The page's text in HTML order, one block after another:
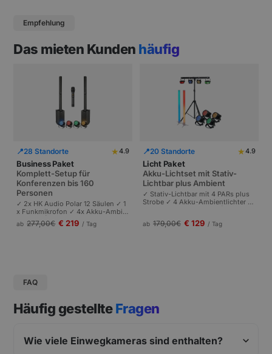
Empfehlung
Das mieten Kunden häufig
📍28 Standorte ★4.9
Business Paket
Komplett-Setup für
Konferenzen bis 160
Personen
✓ 2x HK Audio Polar 12 Säulen ✓ 1
x Funkmikrofon ✓ 4x Akku-Ambie
ntlichter | Komplettes Setup für Ta
gungen und Pressekonferenzen |
ab 277,00€ € 219 / Tag
📍20 Standorte ★4.9
Licht Paket
Akku-Lichtset mit Stativ-
Lichtbar plus Ambient
✓ Stativ-Lichtbar mit 4 PARs plus
Strobe ✓ 4 Akku-Ambientlichter ✓
ersonen.
ab 179,00€ € 129 / Tag
FAQ
Häufig gestellteFragen
Wie viele Einwegkameras sind enthalten?